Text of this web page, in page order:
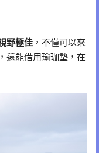
野極佳 ，不僅可以來
還能借用瑜珈墊，在